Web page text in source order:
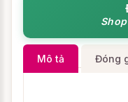
Mô tả Đóng